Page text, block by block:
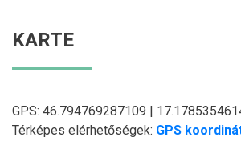
KARTE
GPS: 46.794769287109 |
Térképes elérhetőségek: GPS